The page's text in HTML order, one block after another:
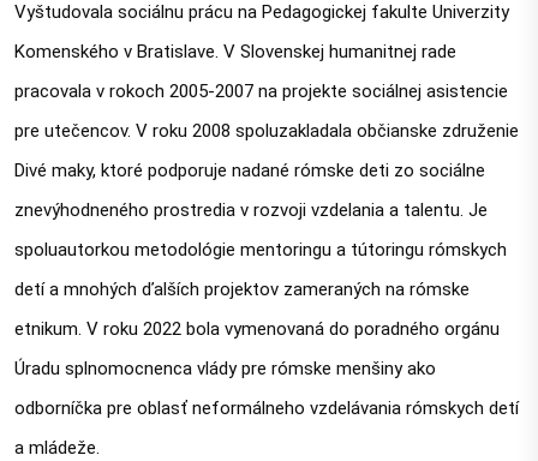
Vyštudovala sociálnu prácu na Pedagogickej fakulte Univerzity
Komenského v Bratislave. V Slovenskej humanitnej rade
pracovala v rokoch 2005-2007 na projekte sociálnej asistencie
pre utečencov. V roku 2008 spoluzakladala občianske združenie
Divé maky, ktoré podporuje nadané rómske deti zo sociálne
znevýhodneného prostredia v rozvoji vzdelania a talentu. Je
spoluautorkou metodológie mentoringu a tútoringu rómskych
detí a mnohých ďalších projektov zameraných na rómske
etnikum. V roku 2022 bola vymenovaná do poradného orgánu
Úradu splnomocnenca vlády pre rómske menšiny ako
odborníčka pre oblasť neformálneho vzdelávania rómskych detí
a mládeže.